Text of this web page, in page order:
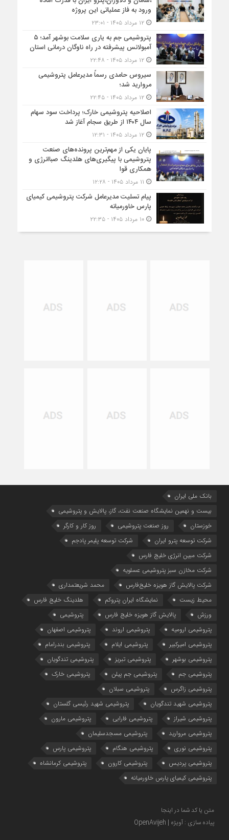
ورود به فاز عملیاتی این پروژه
۱۲ مرداد ۱۴۰۵ - ۲۳:۰۱
پتروشیمی جم به یاری سلامت بوشهر آمد؛ ۵
آمبولانس پیشرفته در راه ناوگان درمانی استان
۱۲ مرداد ۱۴۰۵ - ۲۲:۴۸
سیروس حامدی رسماً مدیرعامل پتروشیمی
مروارید شد؛
۱۲ مرداد ۱۴۰۵ - ۲۲:۴۵
اصلاحیه پتروشیمی خارک؛ پرداخت سود سهام
سال ۱۴۰۴ از طریق سجام آغاز شد
۱۲ مرداد ۱۴۰۵ - ۱۲:۳۱
پایان یکی از مهم‌ترین پرونده‌های صنعت
پتروشیمی با پیگیری‌های هلدینگ صباانرژی و
همکاری قوا
پیام تسلیت مدیرعامل شرکت پتروشیمی کیمیای
پارس خاورمیانه
۱۰ مرداد ۱۴۰۵ - ۲۲:۳۵
بانک ملی ایران
بیست و نهمین نمایشگاه صنعت نفت، گاز، پالایش و پتروشیمی
خوزستان
روز صنعت پتروشیمی
روز کار و کارگر
شركت توسعه پترو ایران
شرکت توسعه پلیمر پادجم
شرکت مبین انرژی خلیج فارس
شرکت مخازن سبز پتروشیمی عسلویه
شرکت پالایش گاز هویزه خلیج‌فارس
محمد شریعتمداری
محیط زیست
نمایشگاه ایران پتروکم
هلدینگ خلیج فارس
ورزش
پالایش گاز هویزه خلیج فارس
پتروشیمی
پتروشیمی ارومیه
پتروشیمی اروند
پتروشیمی اصفهان
پتروشیمی امیرکبیر
پتروشیمی ایلام
پتروشیمی بندرامام
پتروشیمی بوشهر
پتروشیمی تبریز
پتروشیمی تندگویان
پتروشیمی جم
پتروشیمی جم پیلن
پتروشیمی خارک
پتروشیمی زاگرس
پتروشیمی سبلان
پتروشیمی شهید تندگویان
پتروشیمی شهید رئیسی گلستان
پتروشیمی شیراز
پتروشیمی فارابی
پتروشیمی مارون
پتروشیمی مروارید
پتروشیمی مسجدسلیمان
پتروشیمی نوری
پتروشیمی هنگام
پتروشیمی پارس
پتروشیمی پردیس
پتروشیمی کارون
پتروشیمی کرمانشاه
پتروشیمی کیمیای پارس خاورمیانه
متن یا کد شما در اینجا
پیاده سازی : آویژه | OpenAvijeh